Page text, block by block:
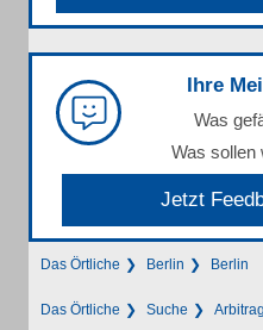
Ihre
Was
Was sollen
Jetzt
Das Örtliche Berlin Berlin
Das Örtliche Suche